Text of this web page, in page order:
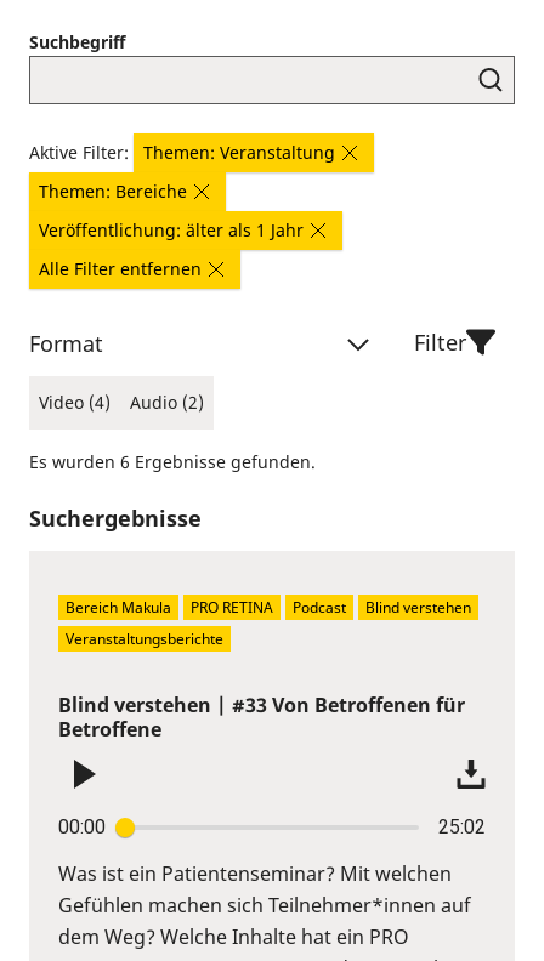
Suchbegriff
Aktive Filter:
Themen: Veranstaltung
Themen: Bereiche
Veröffentlichung: älter als 1 Jahr
Alle Filter entfernen
Format
Video (4) Audio (2)
Filter
Es wurden 6 Ergebnisse gefunden.
Suchergebnisse
Blind verstehen | #33 Von Betroffenen für
Betroffene
00:00 25:02
Was ist ein Patientenseminar? Mit welchen
Gefühlen machen sich Teilnehmer*innen auf
dem Weg? Welche Inhalte hat ein PRO
Bereich Makula PRO RETINA Podcast
Blind verstehen
Veranstaltungsberichte